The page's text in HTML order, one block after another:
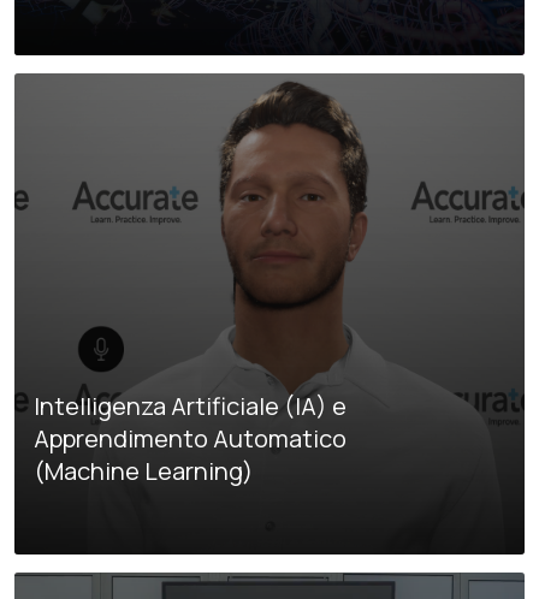
Intelligenza Artificiale (IA) e
Apprendimento Automatico
(Machine Learning)